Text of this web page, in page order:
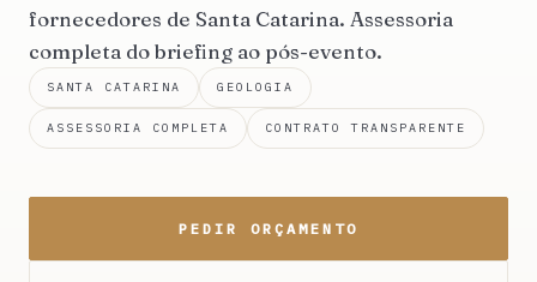
fornecedores de Santa Catarina. Assessoria
completa do briefing ao pós-evento.
SANTA CATARINA GEOLOGIA
ASSESSORIA COMPLETA CONTRATO TRANSPARENTE
PEDIR ORÇAMENTO